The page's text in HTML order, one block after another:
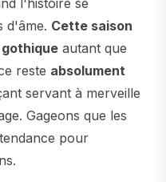
l'histoire se
d'âme. Cette saison
autant que
reste absolument
servant à merveille
Gageons que les
pour